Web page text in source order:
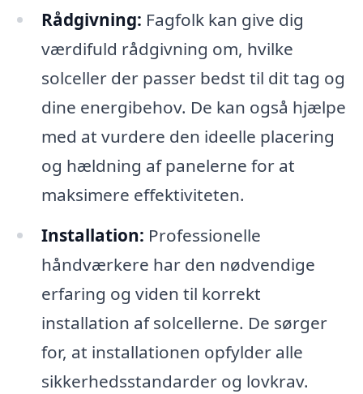
Rådgivning: Fagfolk kan give dig
værdifuld rådgivning om, hvilke
solceller der passer bedst til dit tag og
dine energibehov. De kan også hjælpe
med at vurdere den ideelle placering
og hældning af panelerne for at
maksimere effektiviteten.
Installation: Professionelle
håndværkere har den nødvendige
erfaring og viden til korrekt
installation af solcellerne. De sørger
for, at installationen opfylder alle
sikkerhedsstandarder og lovkrav.